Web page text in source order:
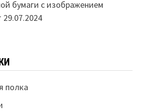
бумаги с изображением
29.07.2024
полка